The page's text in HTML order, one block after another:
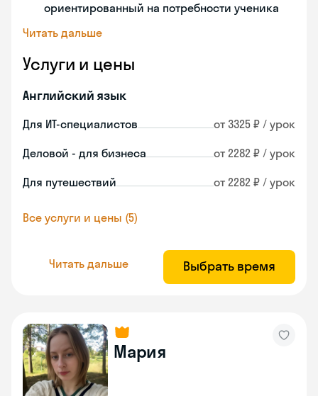
ориентированный на потребности ученика
Читать дальше
Услуги и цены
Английский язык
Для ИТ-специалистов от 3325 ₽ / урок
Деловой - для бизнеса от 2282 ₽ / урок
Для путешествий от 2282 ₽ / урок
Все услуги и цены (5)
Читать дальше Выбрать время
Мария